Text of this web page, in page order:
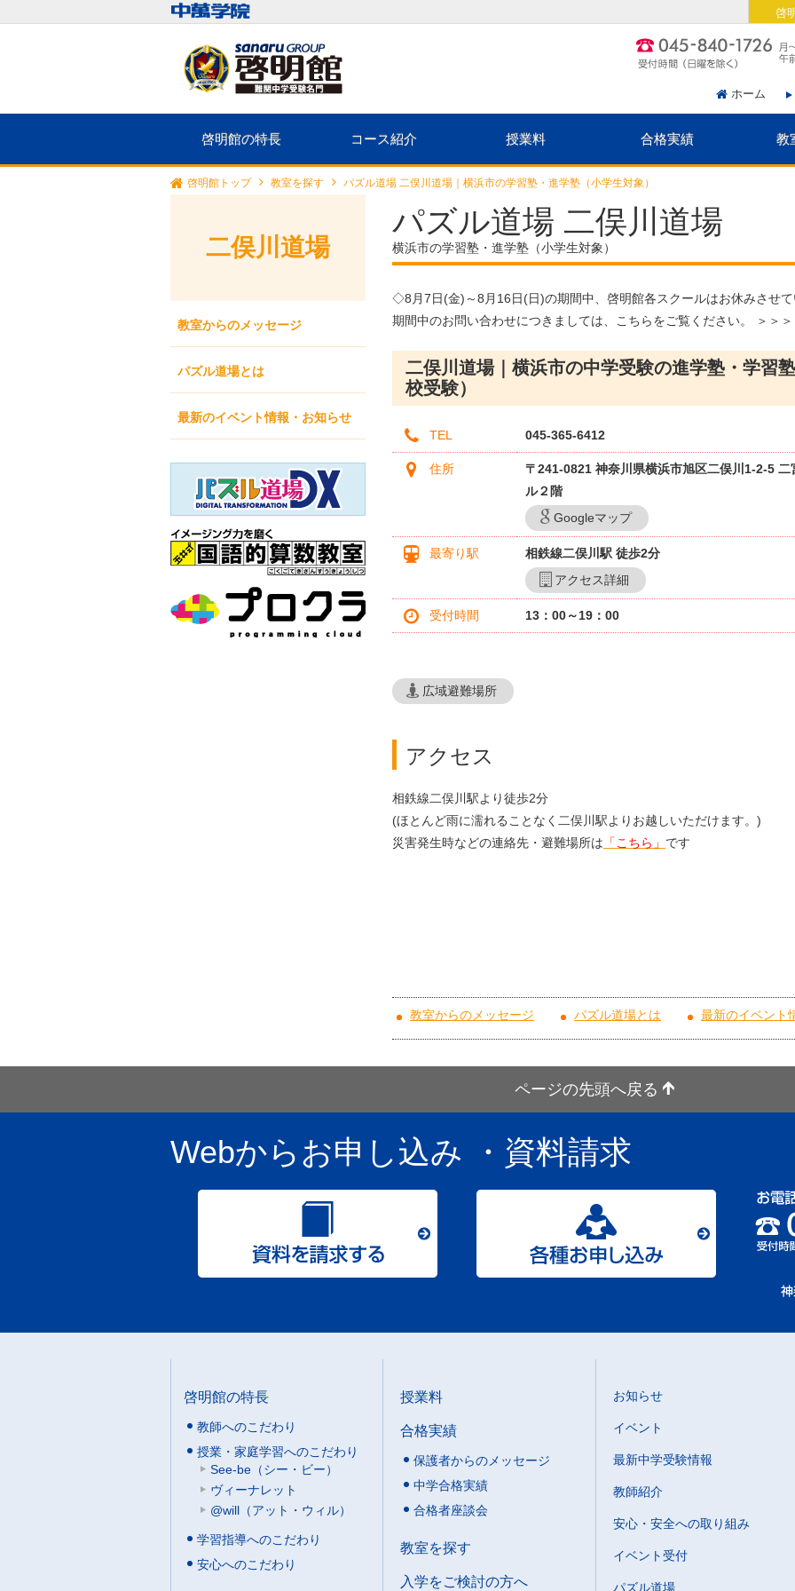
ホーム
啓明館の特長 コース紹介 授業料 合格実績 教
啓
啓明館トップ 教室を探す パズル道場 二俣川道場｜横浜市の学習塾・進学塾（小学生対象）
パズル道場 二俣川道場
横浜市の学習塾・進学塾（小学生対象）
◇8月7日(金)～8月16日(日)の期間中、啓明館各スクールはお休みさせ
期間中のお問い合わせにつきましては、こちらをご覧ください。 ＞＞
二俣川道場｜横浜市の中学受験の進学塾・学習
校受験）
TEL 045-365-6412
住所
〒241-0821 神奈川県横浜市旭区二俣川1-2-5 二
ル２階
Googleマップ
最寄り駅
相鉄線二俣川駅 徒歩2分
アクセス詳細
受付時間 13：00～19：00
広域避難場所
アクセス
相鉄線二俣川駅より徒歩2分
(ほとんど雨に濡れることなく二俣川駅よりお越しいただけます。)
災害発生時などの連絡先・避難場所は 「こちら」 です
教室からのメッセージ パズル道場とは 最新のイベント
二俣川道場
教室からのメッセージ
パズル道場とは
最新のイベント情報・お知らせ
ページの先頭へ戻る
Webからお申し込み ・資料請求
啓明館の特長
教師へのこだわり
授業・家庭学習へのこだわり
See-be（シー・ビー）
ヴィーナレット
@will（アット・ウィル）
学習指導へのこだわり
安心へのこだわり
授業料
合格実績
保護者からのメッセージ
中学合格実績
合格者座談会
教室を探す
入学をご検討の方へ
お知らせ
イベント
最新中学受験情報
教師紹介
安心・安全への取り組み
イベント受付
パズル道場